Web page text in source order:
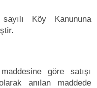
Köy Kanununa
göre satışı
anılan maddede